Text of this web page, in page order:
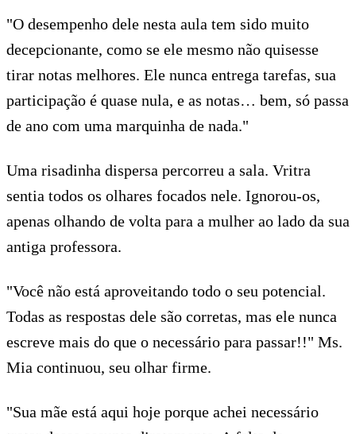
"O desempenho dele nesta aula tem sido muito
decepcionante, como se ele mesmo não quisesse
tirar notas melhores. Ele nunca entrega tarefas, sua
participação é quase nula, e as notas… bem, só passa
de ano com uma marquinha de nada."
Uma risadinha dispersa percorreu a sala. Vritra
sentia todos os olhares focados nele. Ignorou-os,
apenas olhando de volta para a mulher ao lado da sua
antiga professora.
"Você não está aproveitando todo o seu potencial.
Todas as respostas dele são corretas, mas ele nunca
escreve mais do que o necessário para passar!!" Ms.
Mia continuou, seu olhar firme.
"Sua mãe está aqui hoje porque achei necessário